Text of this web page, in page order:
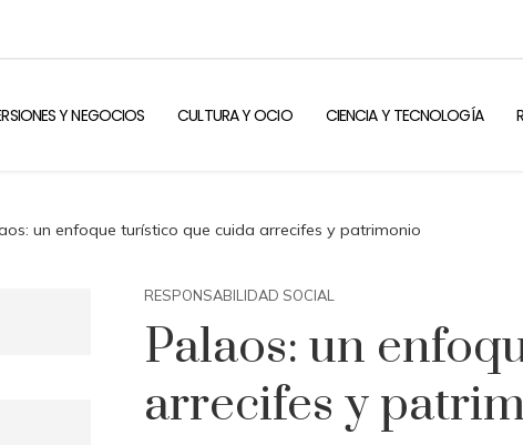
Y NEGOCIOS CULTURA Y OCIO CIENCIA Y TECNOLOGÍA
un enfoque turístico que cuida arrecifes y patrimonio
RESPONSABILIDAD SOCIAL
Palaos: un
arrecifes y